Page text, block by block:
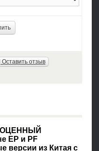
Оставить отзыв
EP и PF
версии из Китая с